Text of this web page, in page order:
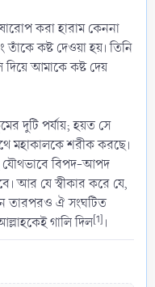
করা হারাম কেননা
কষ্ট দেওয়া হয়। তিনি
দিয়ে আমাকে কষ্ট দেয়
দুটি পর্যায়; হয়ত সে
মহাকালকে শরীক করছে।
যৌথভাবে বিপদ-আপদ
আর যে স্বীকার করে যে,
তারপরও ঐ সংঘটিত
গালি দিল[1] ।